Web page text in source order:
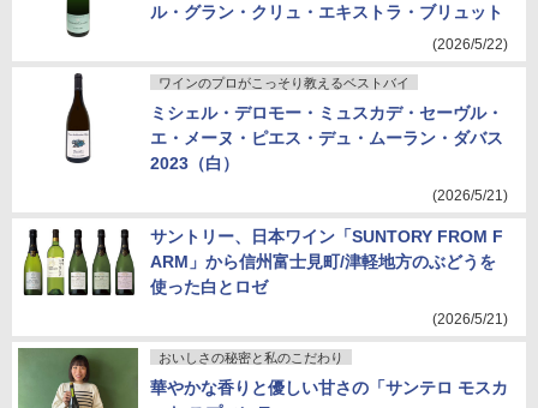
ル・グラン・クリュ・エキストラ・ブリュット
(2026/5/22)
ワインのプロがこっそり教えるベストバイ
ミシェル・デロモー・ミュスカデ・セーヴル・
エ・メーヌ・ピエス・デュ・ムーラン・ダバス
2023（白）
(2026/5/21)
サントリー、日本ワイン「SUNTORY FROM F
ARM」から信州富士見町/津軽地方のぶどうを
使った白とロゼ
(2026/5/21)
おいしさの秘密と私のこだわり
華やかな香りと優しい甘さの「サンテロ モスカ